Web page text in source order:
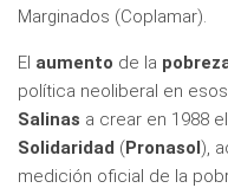
Marginados (Coplamar).
El aumento de la
política neoliberal en
Salinas a crear en 1988 el
Solidaridad (Pronasol),
medición oficial de la